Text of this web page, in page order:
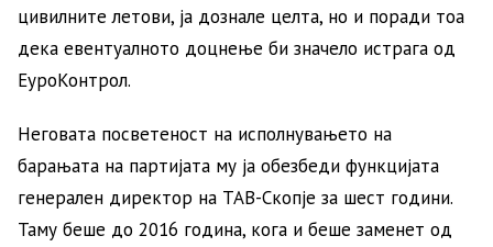
цивилните летови, ја дознале целта, но и поради тоа
дека евентуалното доцнење би значело истрага од
ЕуроКонтрол.
Неговата посветеност на исполнувањето на
барањата на партијата му ја обезбеди функцијата
генерален директор на ТАВ-Скопје за шест години.
Таму беше до 2016 година, кога и беше заменет од